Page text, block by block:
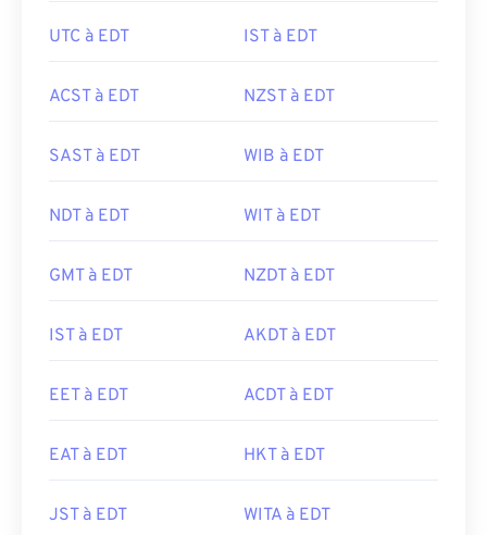
UTC à EDT IST à EDT
ACST à EDT NZST à EDT
SAST à EDT WIB à EDT
NDT à EDT WIT à EDT
GMT à EDT NZDT à EDT
IST à EDT AKDT à EDT
EET à EDT ACDT à EDT
EAT à EDT HKT à EDT
JST à EDT WITA à EDT